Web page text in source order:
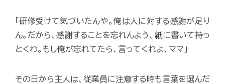
「研修受けて気づいたんや。俺は人に対する感謝が足り
ん。だから、感謝することを忘れんよう、紙に書いて持っ
とくわ。もし俺が忘れてたら、言ってくれよ、ママ」
その日から主人は、従業員に注意する時も言葉を選んだ